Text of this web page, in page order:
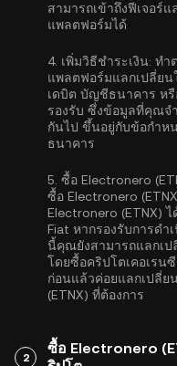
สามารถเข้าถึงฟีเจอร์
แพลตฟอร์มได้
4. เพิ่มวิธีชำระเงิน: ทำ
แพลตฟอร์มแลกเปลี่ยน
เดบิต บัญชีธนาคาร ห
รองรับ ซึ่งข้อมูลที่คุณจ
กันไป ขึ้นอยู่กับข้อกำห
ธนาคาร
5. ซื้อ Electronero
ซื้อ Electronero
Electronero (ETNX)
Fiat หากรองรับการดำ
นี้คุณยังสามารถแลกเป
โดยซื้อคริปโตเคอเรน
ก่อนแล้วค่อยแลกเปลี่ย
(ETNX) ที่ต้องการ
2
ซื้อ Electronero